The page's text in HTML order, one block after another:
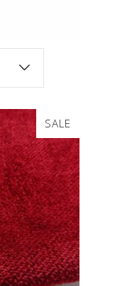
SALE
ma
wiele
wariantów.
Opcje
można
wybrać
na
stronie